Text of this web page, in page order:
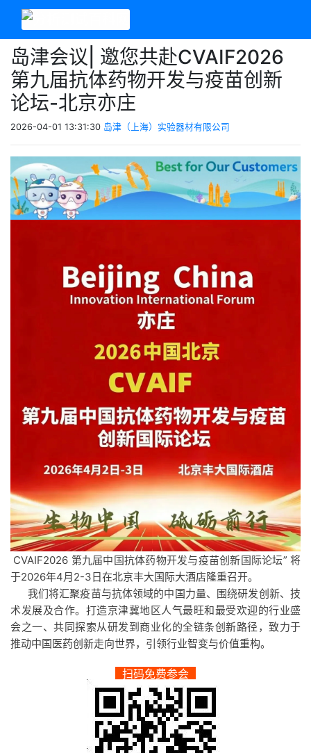
岛津会议| 邀您共赴CVAIF2026
第九届抗体药物开发与疫苗创新
论坛-北京亦庄
2026-04-01 13:31:30 岛津（上海）实验器材有限公司
CVAIF2026 第九届中国抗体药物开发与疫苗创新国际论坛” 将
于2026年4月2-3日在北京丰大国际大酒店隆重召开。
我们将汇聚疫苗与抗体领域的中国力量、围绕研发创新、技
术发展及合作。打造京津冀地区人气最旺和最受欢迎的行业盛
会之一、共同探索从研发到商业化的全链条创新路径，致力于
推动中国医药创新走向世界，引领行业智变与价值重构。
扫码免费参会